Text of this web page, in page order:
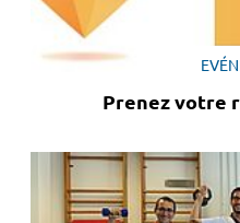
Prenez votre